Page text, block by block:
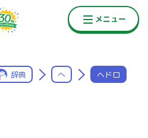
辞典 へ ヘドロ